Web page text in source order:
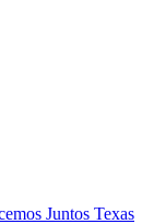
Juntos Texas